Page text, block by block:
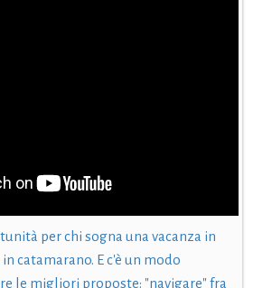
per chi sogna una vacanza in
catamarano. E c'è un modo
le migliori proposte: "navigare" fra